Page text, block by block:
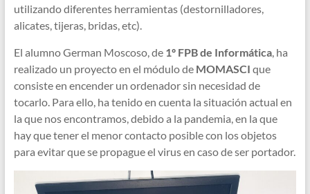
utilizando diferentes herramientas (destornilladores,
alicates, tijeras, bridas, etc).
El alumno German Moscoso, de 1º FPB de Informática, ha
realizado un proyecto en el módulo de MOMASCI que
consiste en encender un ordenador sin necesidad de
tocarlo. Para ello, ha tenido en cuenta la situación actual en
la que nos encontramos, debido a la pandemia, en la que
hay que tener el menor contacto posible con los objetos
para evitar que se propague el virus en caso de ser portador.